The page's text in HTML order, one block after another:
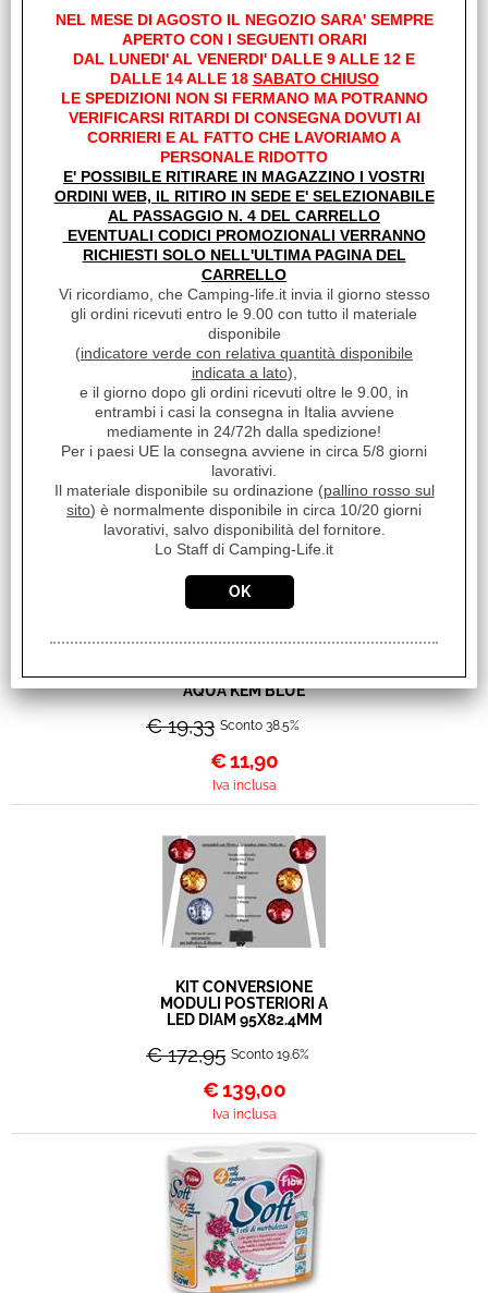
foto, ma mi sbagliavo: PERFETTO e con spedizione veloce.
I clienti che hanno acquistato questo prodotto,
hanno scelto anche questi articoli
DISGREGANTE PER WC
AQUA KEM BLUE SACHETS
€ 24,28 Sconto 51%
€11,90
Iva inclusa
DISGREGANTE PER WC
AQUA KEM BLUE
€ 19,33 Sconto 38.5%
€11,90
Iva inclusa
KIT CONVERSIONE
MODULI POSTERIORI A
LED DIAM 95X82.4MM
€ 172,95 Sconto 19.6%
€139,00
Iva inclusa
NEL MESE DI AGOSTO IL NEGOZIO SARA' SEMPRE
APERTO CON I SEGUENTI ORARI
DAL LUNEDI' AL VENERDI' DALLE 9 ALLE 12 E
DALLE 14 ALLE 18 SABATO CHIUSO
LE SPEDIZIONI NON SI FERMANO MA POTRANNO
VERIFICARSI RITARDI DI CONSEGNA DOVUTI AI
CORRIERI E AL FATTO CHE LAVORIAMO A
PERSONALE RIDOTTO
E' POSSIBILE RITIRARE IN MAGAZZINO I VOSTRI
ORDINI WEB, IL RITIRO IN SEDE E' SELEZIONABILE
AL PASSAGGIO N. 4 DEL CARRELLO
EVENTUALI CODICI PROMOZIONALI VERRANNO
RICHIESTI SOLO NELL'ULTIMA PAGINA DEL
CARRELLO
Vi ricordiamo, che Camping-life.it invia il giorno stesso
gli ordini ricevuti entro le 9.00 con tutto il materiale
disponibile
(indicatore verde con relativa quantità disponibile
indicata a lato),
e il giorno dopo gli ordini ricevuti oltre le 9.00, in
entrambi i casi la consegna in Italia avviene
mediamente in 24/72h dalla spedizione!
Per i paesi UE la consegna avviene in circa 5/8 giorni
lavorativi.
Il materiale disponibile su ordinazione (pallino rosso sul
sito) è normalmente disponibile in circa 10/20 giorni
lavorativi, salvo disponibilità del fornitore.
Lo Staff di Camping-Life.it